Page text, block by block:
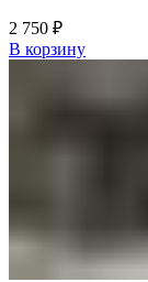
2 750 ₽
В корзину